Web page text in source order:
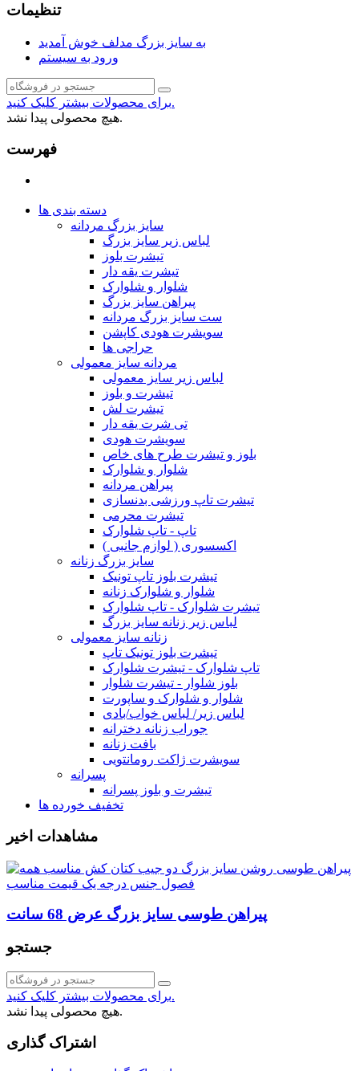
تنظیمات
به سایز بزرگ مدلف خوش آمدید
ورود به سیستم
برای محصولات بیشتر کلیک کنید.
هیچ محصولی پیدا نشد.
فهرست
دسته بندی ها
سایز بزرگ مردانه
لباس زیر سایز بزرگ
تیشرت بلوز
تیشرت یقه دار
شلوار و شلوارک
پیراهن سایز بزرگ
ست سایز بزرگ مردانه
سویشرت هودی کاپشن
حراجی ها
مردانه سایز معمولی
لباس زیر سایز معمولی
تیشرت و بلوز
تیشرت لش
تی شرت یقه دار
سویشرت هودی
بلوز و تیشرت طرح های خاص
شلوار و شلوارک
پیراهن مردانه
تیشرت تاپ ورزشی بدنسازی
تیشرت محرمی
تاپ - تاپ شلوارک
اکسسوری ( لوازم جانبی )
سایز بزرگ زنانه
تیشرت بلوز تاپ تونیک
شلوار و شلوارک زنانه
تیشرت شلوارک - تاپ شلوارک
لباس زیر زنانه سایز بزرگ
زنانه سایز معمولی
تیشرت بلوز تونیک تاپ
تاپ شلوارک - تیشرت شلوارک
بلوز شلوار - تیشرت شلوار
شلوار و شلوارک و ساپورت
لباس زیر/ لباس خواب/بادی
جوراب زنانه دخترانه
بافت زنانه
سویشرت ژاکت رومانتویی
پسرانه
تیشرت و بلوز پسرانه
تخفیف خورده ها
مشاهدات اخیر
پیراهن طوسی سایز بزرگ عرض 68 سانت
جستجو
برای محصولات بیشتر کلیک کنید.
هیچ محصولی پیدا نشد.
اشتراک گذاری